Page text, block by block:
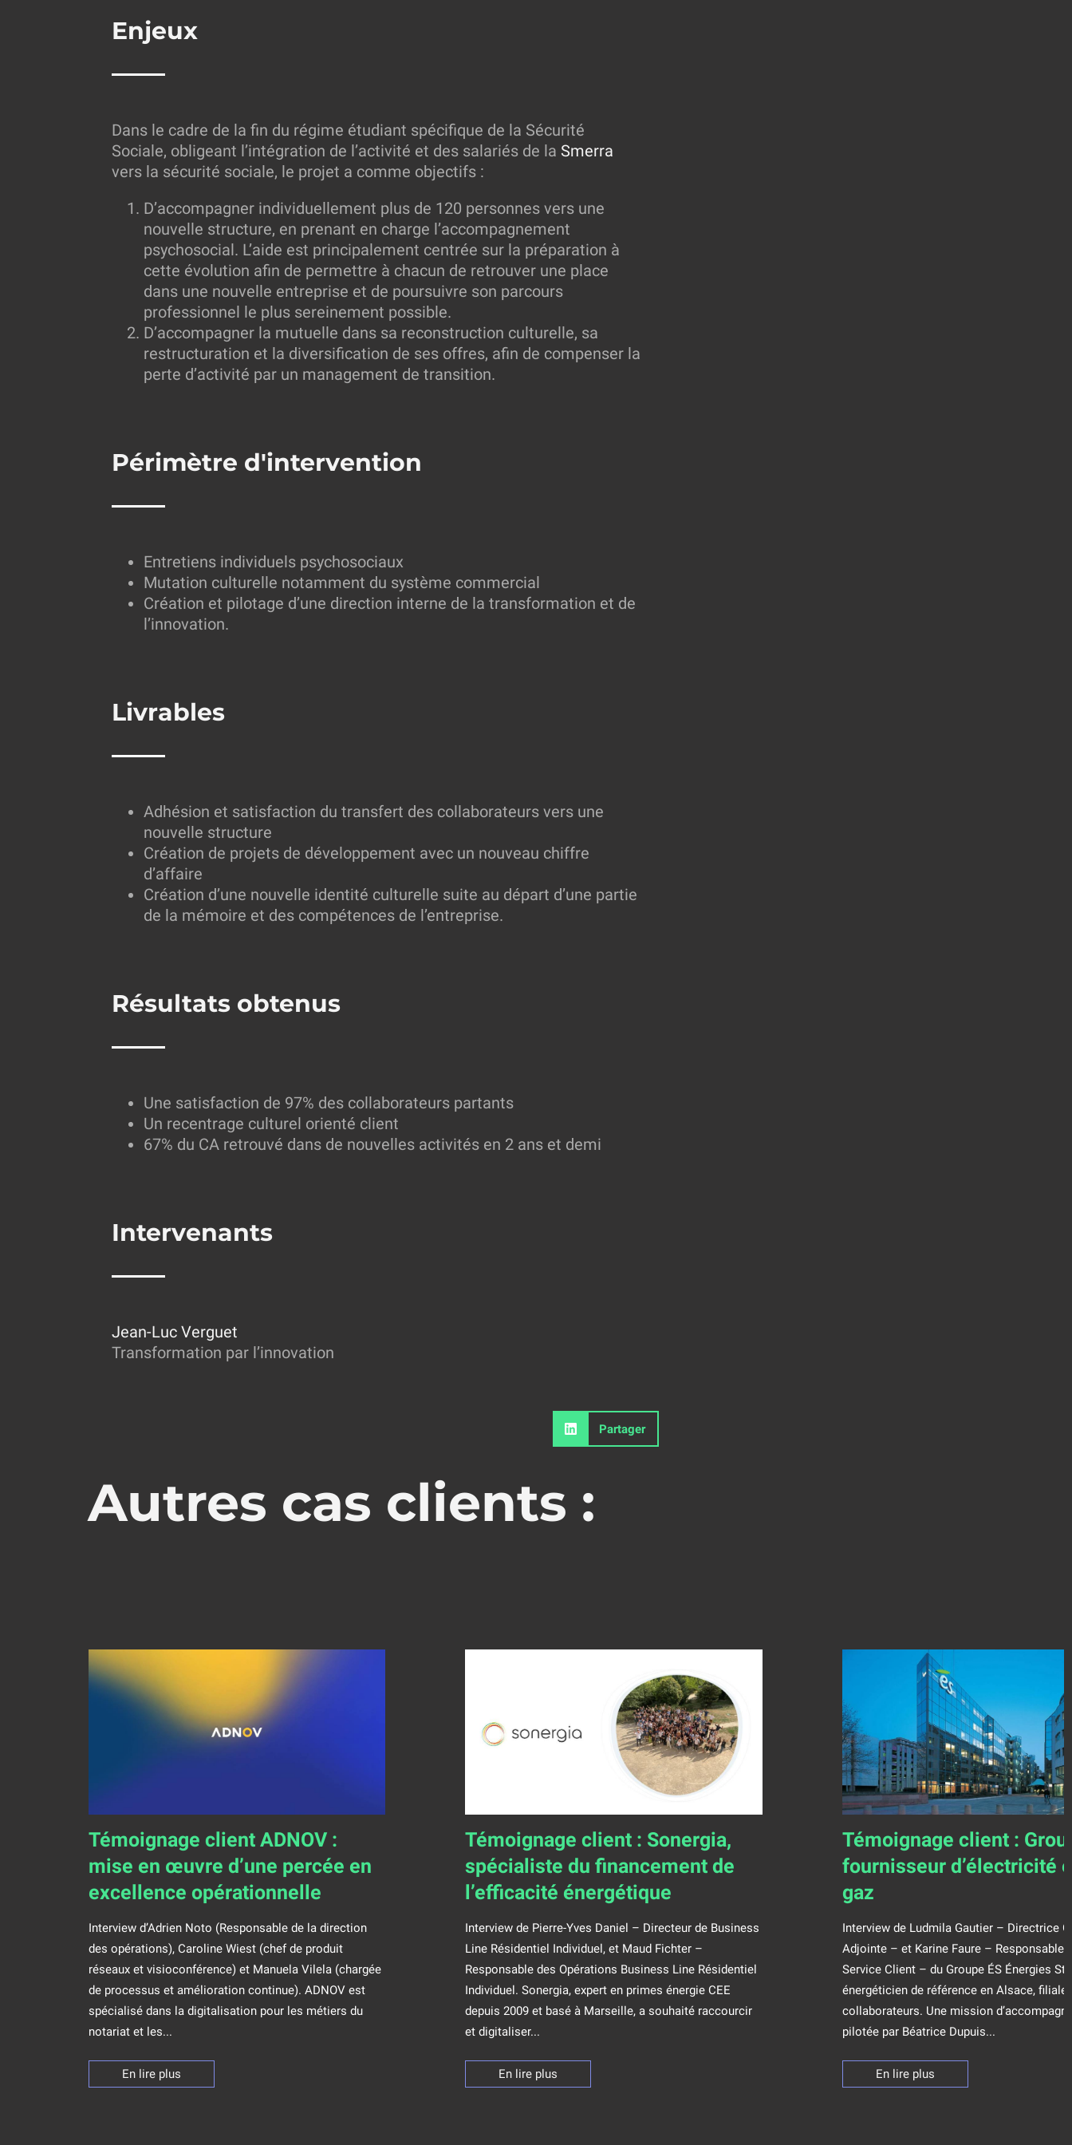
Enjeux
Dans le cadre de la fin du régime étudiant spécifique de la Sécurité
Sociale, obligeant l’intégration de l’activité et des salariés de la Smerra
vers la sécurité sociale, le projet a comme objectifs :
D’accompagner individuellement plus de 120 personnes vers une
nouvelle structure, en prenant en charge l’accompagnement
psychosocial. L’aide est principalement centrée sur la préparation à
cette évolution afin de permettre à chacun de retrouver une place
dans une nouvelle entreprise et de poursuivre son parcours
professionnel le plus sereinement possible.
D’accompagner la mutuelle dans sa reconstruction culturelle, sa
restructuration et la diversification de ses offres, afin de compenser la
perte d’activité par un management de transition.
Périmètre d'intervention
Entretiens individuels psychosociaux
Mutation culturelle notamment du système commercial
Création et pilotage d’une direction interne de la transformation et de
l’innovation.
Livrables
Adhésion et satisfaction du transfert des collaborateurs vers une
nouvelle structure
Création de projets de développement avec un nouveau chiffre
d’affaire
Création d’une nouvelle identité culturelle suite au départ d’une partie
de la mémoire et des compétences de l’entreprise.
Résultats obtenus
Une satisfaction de 97% des collaborateurs partants
Un recentrage culturel orienté client
67% du CA retrouvé dans de nouvelles activités en 2 ans et demi
Intervenants
Jean-Luc Verguet
Transformation par l’innovation
Partager
Autres cas clients :
Témoignage client ADNOV :
mise en œuvre d’une percée en
excellence opérationnelle
Interview d’Adrien Noto (Responsable de la direction
des opérations), Caroline Wiest (chef de produit
réseaux et visioconférence) et Manuela Vilela (chargée
de processus et amélioration continue). ADNOV est
spécialisé dans la digitalisation pour les métiers du
notariat et les...
En lire plus
Témoignage client : Sonergia,
spécialiste du financement de
l’efficacité énergétique
Interview de Pierre-Yves Daniel – Directeur de Business
Line Résidentiel Individuel, et Maud Fichter –
Responsable des Opérations Business Line Résidentiel
Individuel. Sonergia, expert en primes énergie CEE
depuis 2009 et basé à Marseille, a souhaité raccourcir
et digitaliser...
En lire plus
Témoignage client :
fournisseur d’électricité
gaz
Interview de Ludmila Gautier – Directrice
Adjointe – et Karine Faure – Responsable
Service Client – du Groupe ÉS Énergies
énergéticien de référence en Alsace, filiale
collaborateurs. Une mission
pilotée par Béatrice Dupuis...
En lire plus